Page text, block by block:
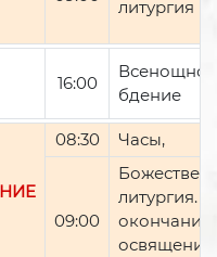
литургия
16:00
Всенощное
бдение
08:30 Часы,
09:00
литургия.
окончании
освящение